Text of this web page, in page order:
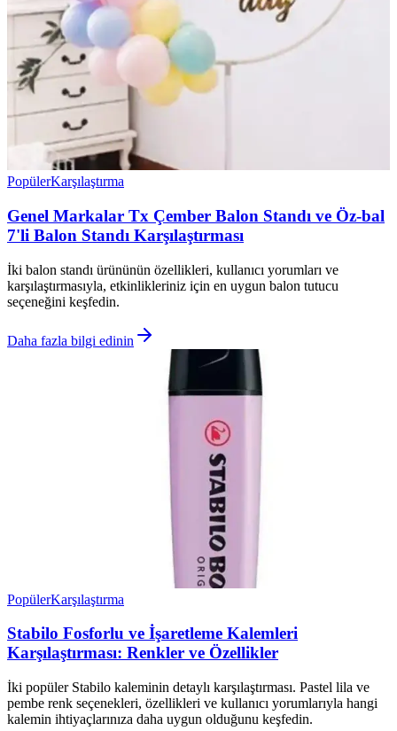
PopülerKarşılaştırma
Genel Markalar Tx Çember Balon Standı ve Öz-bal
7'li Balon Standı Karşılaştırması
İki balon standı ürününün özellikleri, kullanıcı yorumları ve
karşılaştırmasıyla, etkinlikleriniz için en uygun balon tutucu
seçeneğini keşfedin.
Daha fazla bilgi edinin
PopülerKarşılaştırma
Stabilo Fosforlu ve İşaretleme Kalemleri
Karşılaştırması: Renkler ve Özellikler
İki popüler Stabilo kaleminin detaylı karşılaştırması. Pastel lila ve
pembe renk seçenekleri, özellikleri ve kullanıcı yorumlarıyla hangi
kalemin ihtiyaçlarınıza daha uygun olduğunu keşfedin.